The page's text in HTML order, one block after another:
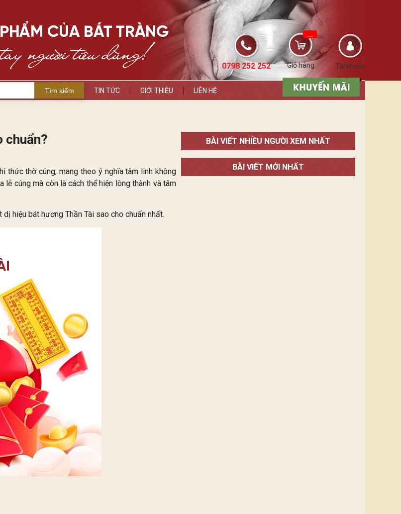
Tài khoản
Giỏ hàng
...
0798 252 252
Tìm kiếm TIN TỨC GIỚI THIỆU LIÊN HỆ
chuẩn?
thức thờ cúng, mang theo ý nghĩa tâm linh không
cúng mà còn là cách thể hiện lòng thành và tâm
hiệu bát hương Thần Tài sao cho chuẩn nhất.
BÀI VIẾT NHIỀU NGƯỜI XEM NHẤT
BÀI VIẾT MỚI NHẤT